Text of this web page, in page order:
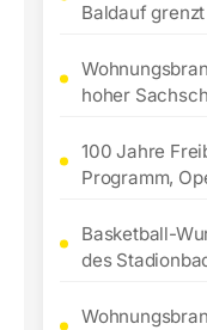
Baldauf
hoher
100 Jahre
Programm,
Basketball-
des